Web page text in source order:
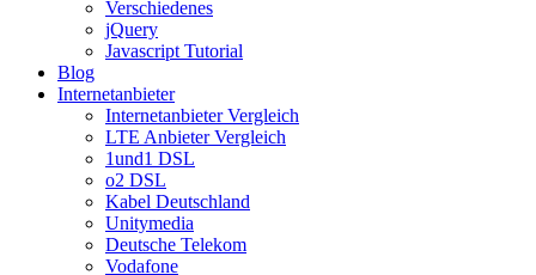
Verschiedenes
jQuery
Javascript Tutorial
Blog
Internetanbieter
Internetanbieter Vergleich
LTE Anbieter Vergleich
1und1 DSL
o2 DSL
Kabel Deutschland
Unitymedia
Deutsche Telekom
Vodafone